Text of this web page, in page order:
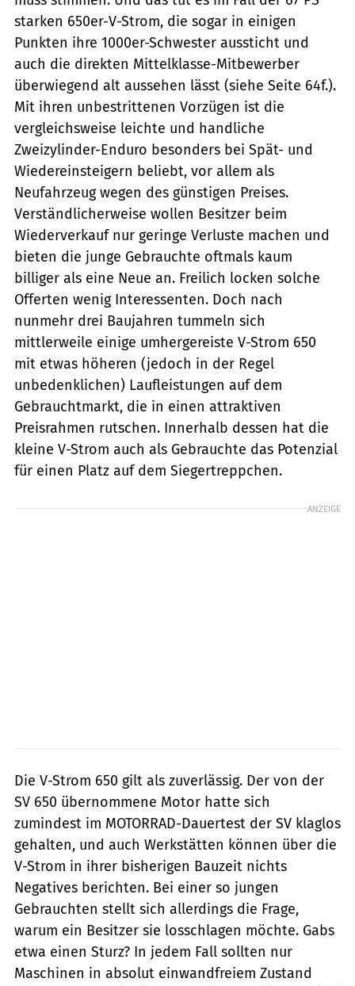
starken 650er-V-Strom, die sogar in einigen
Punkten ihre 1000er-Schwester aussticht und
auch die direkten Mittelklasse-Mitbewerber
überwiegend alt aussehen lässt (siehe Seite 64f.).
Mit ihren unbestrittenen Vorzügen ist die
vergleichsweise leichte und handliche
Zweizylinder-Enduro besonders bei Spät- und
Wiedereinsteigern beliebt, vor allem als
Neufahrzeug wegen des günstigen Preises.
Verständlicherweise wollen Besitzer beim
Wiederverkauf nur geringe Verluste machen und
bieten die junge Gebrauchte oftmals kaum
billiger als eine Neue an. Freilich locken solche
Offerten wenig Interessenten. Doch nach
nunmehr drei Baujahren tummeln sich
mittlerweile einige umhergereiste V-Strom 650
mit etwas höheren (jedoch in der Regel
unbedenklichen) Laufleistungen auf dem
Gebrauchtmarkt, die in einen attraktiven
Preisrahmen rutschen. Innerhalb dessen hat die
kleine V-Strom auch als Gebrauchte das Potenzial
für einen Platz auf dem Siegertreppchen.
ANZEIGE
Die V-Strom 650 gilt als zuverlässig. Der von der
SV 650 übernommene Motor hatte sich
zumindest im MOTORRAD-Dauertest der SV klaglos
gehalten, und auch Werkstätten können über die
V-Strom in ihrer bisherigen Bauzeit nichts
Negatives berichten. Bei einer so jungen
Gebrauchten stellt sich allerdings die Frage,
warum ein Besitzer sie losschlagen möchte. Gabs
etwa einen Sturz? In jedem Fall sollten nur
Maschinen in absolut einwandfreiem Zustand